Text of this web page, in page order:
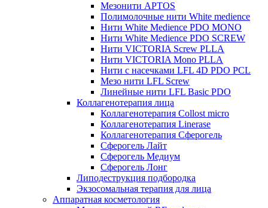
Мезонити APTOS
Полимолочные нити White medience
Нити White Medience PDO MONO
Нити White Medience PDO SCREW
Нити VICTORIA Screw PLLA
Нити VICTORIA Mono PLLA
Нити с насечками LFL 4D PDO PCL
Мезо нити LFL Screw
Линейные нити LFL Basic PDO
Коллагенотерапия лица
Коллагенотерапия Collost micro
Коллагенотерапия Linerase
Коллагенотерапия Сферогель
Сферогель Лайт
Сферогель Медиум
Сферогель Лонг
Липодеструкция подбородка
Экзосомальная терапия для лица
Аппаратная косметология